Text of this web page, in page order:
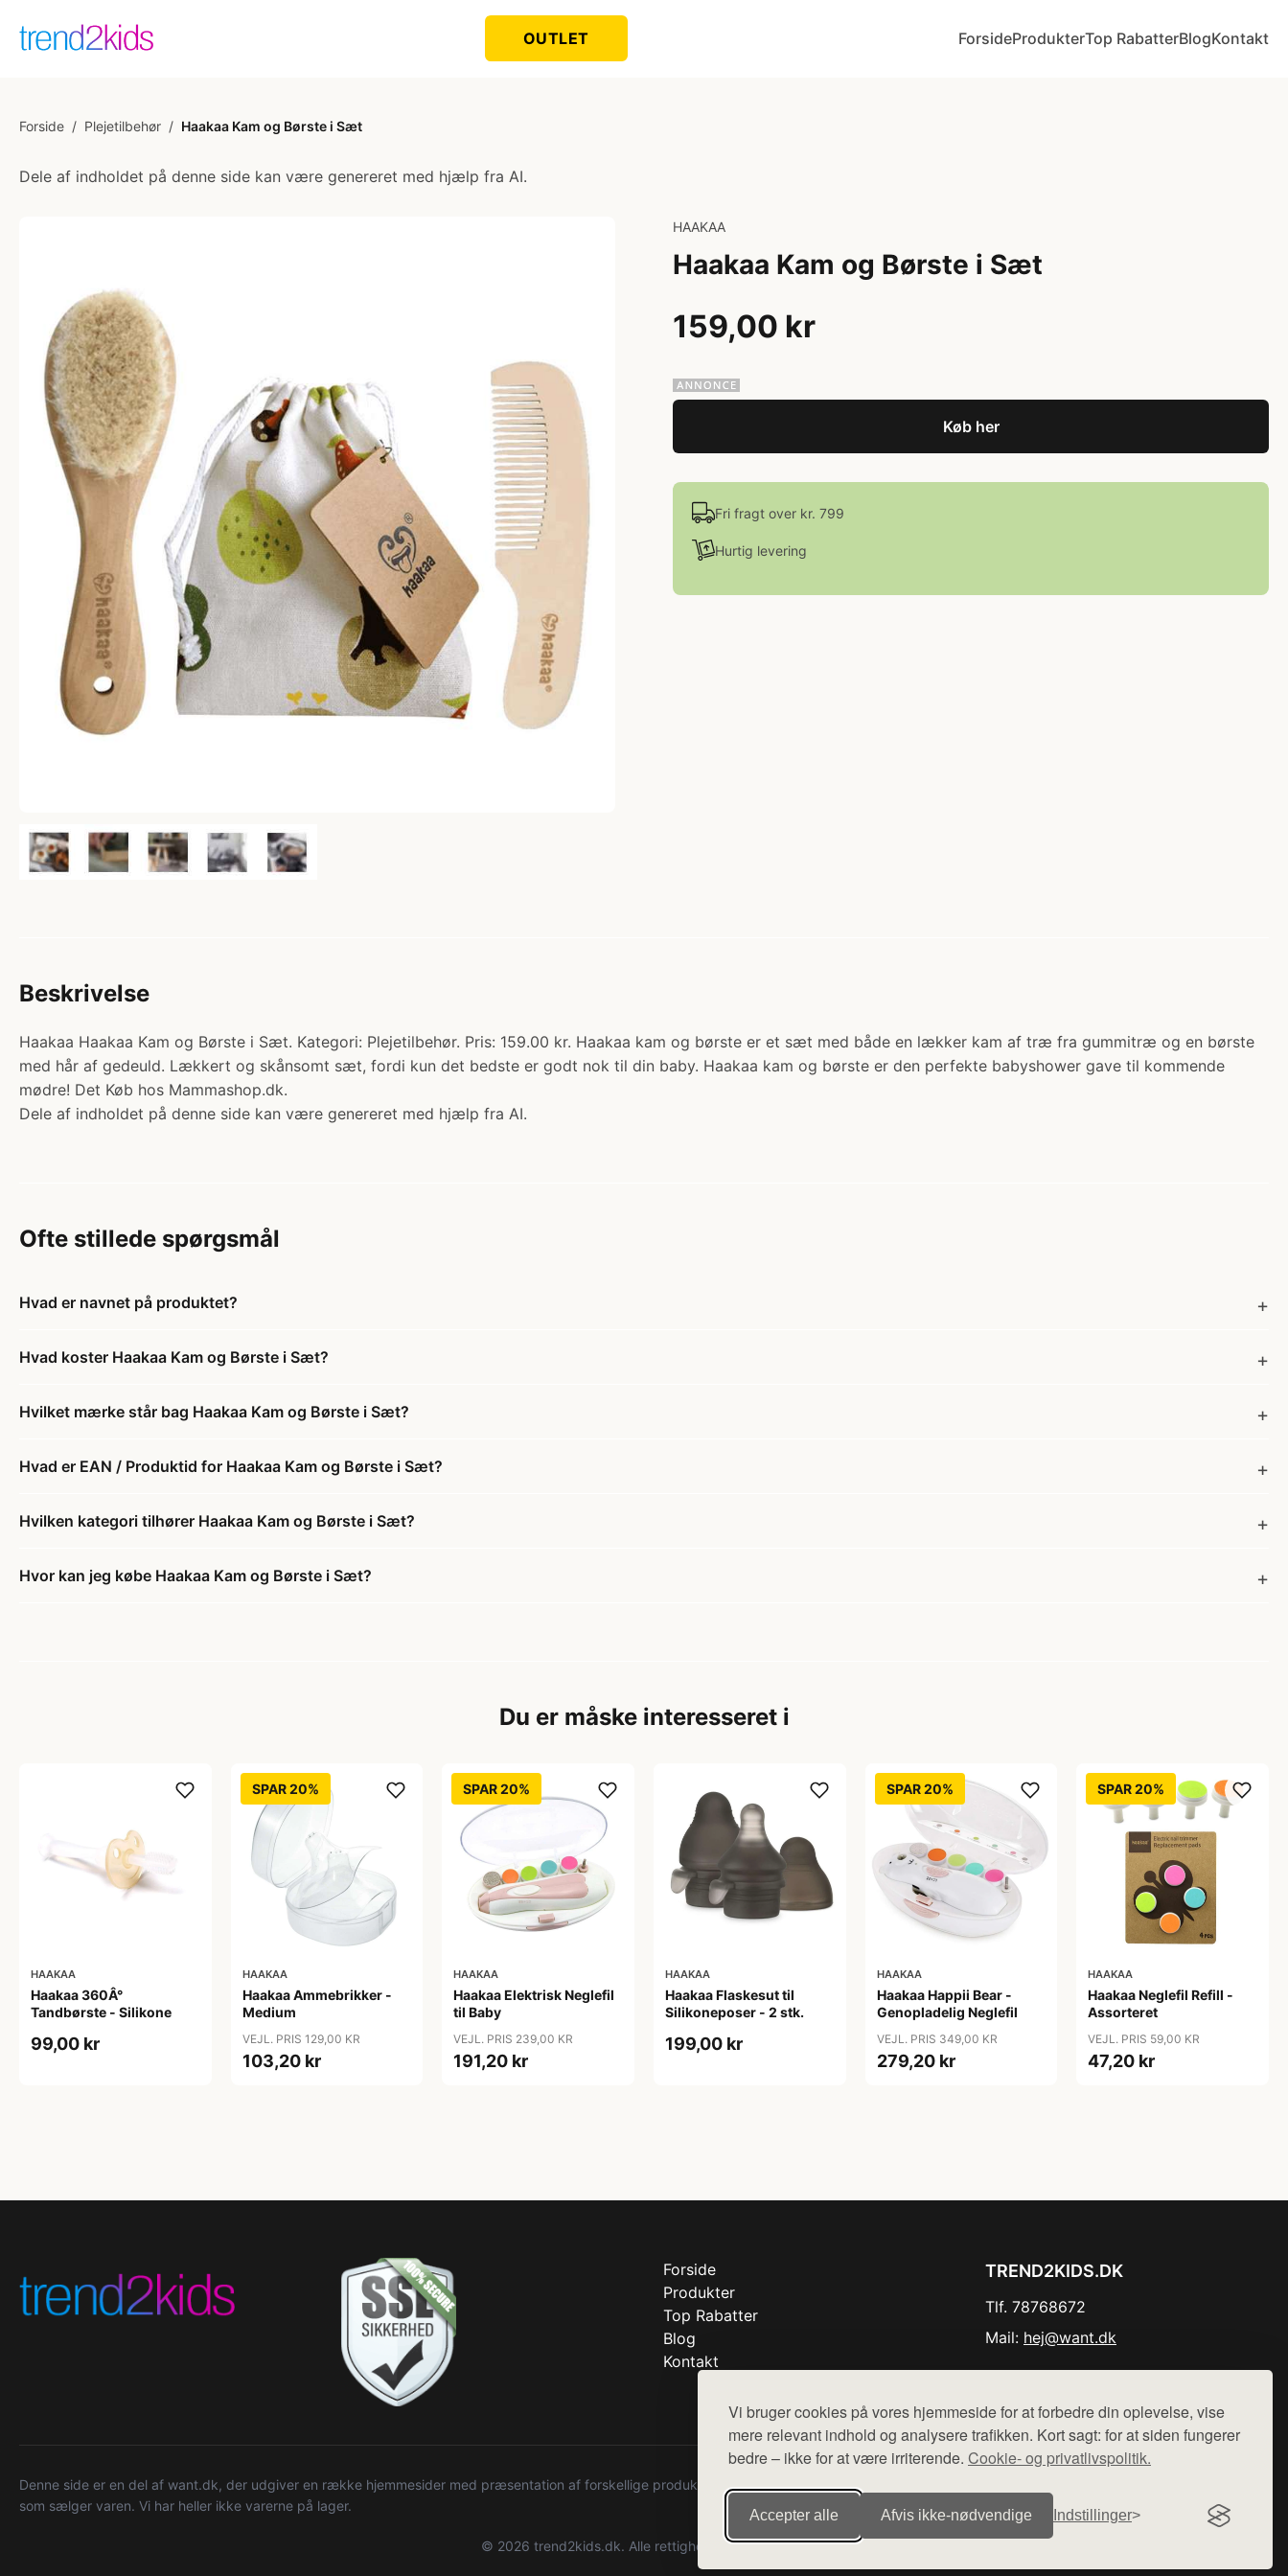
Vi bruger cookies på vores hjemmeside for at forbedre din oplevelse, vise
mere relevant indhold og analysere trafikken. Kort sagt: for at siden fungerer
bedre – ikke for at være irriterende. Cookie- og privatlivspolitik.
Accepter alle Afvis ikke‑nødvendige Indstillinger
OUTLET ForsideProdukterTop RabatterBlogKontakt
Forside / Plejetilbehør / Haakaa Kam og Børste i Sæt
Dele af indholdet på denne side kan være genereret med hjælp fra AI.
HAAKAA
Haakaa Kam og Børste i Sæt
159,00 kr
Køb her
Fri fragt over kr. 799
Hurtig levering
Beskrivelse
Haakaa Haakaa Kam og Børste i Sæt. Kategori: Plejetilbehør. Pris: 159.00 kr. Haakaa kam og børste er et sæt med både en lækker kam af træ fra gummitræ og en børste
med hår af gedeuld. Lækkert og skånsomt sæt, fordi kun det bedste er godt nok til din baby. Haakaa kam og børste er den perfekte babyshower gave til kommende
mødre! Det Køb hos Mammashop.dk.
Dele af indholdet på denne side kan være genereret med hjælp fra AI.
Ofte stillede spørgsmål
Hvad er navnet på produktet?
Hvad koster Haakaa Kam og Børste i Sæt?
Hvilket mærke står bag Haakaa Kam og Børste i Sæt?
Hvad er EAN / Produktid for Haakaa Kam og Børste i Sæt?
Hvilken kategori tilhører Haakaa Kam og Børste i Sæt?
Hvor kan jeg købe Haakaa Kam og Børste i Sæt?
Du er måske interesseret i
HAAKAA
Haakaa 360Â°
Tandbørste - Silikone
99,00 kr
SPAR 20%
HAAKAA
Haakaa Ammebrikker -
Medium
VEJL. PRIS 129,00 KR
103,20 kr
SPAR 20%
HAAKAA
Haakaa Elektrisk Neglefil
til Baby
VEJL. PRIS 239,00 KR
191,20 kr
HAAKAA
Haakaa Flaskesut til
Silikoneposer - 2 stk.
199,00 kr
SPAR 20%
HAAKAA
Haakaa Happii Bear -
Genopladelig Neglefil
VEJL. PRIS 349,00 KR
279,20 kr
SPAR 20%
HAAKAA
Haakaa Neglefil Refill -
Assorteret
VEJL. PRIS 59,00 KR
47,20 kr
Forside
Produkter
Top Rabatter
Blog
Kontakt
TREND2KIDS.DK
Tlf. 78768672
Mail: hej@want.dk
Denne side er en del af want.dk, der udgiver en række hjemmesider med præsentation af forskellige produkter fra diverse webshops. Der sælges ikke varer fra denne side - vi henviser til de shops,
som sælger varen. Vi har heller ikke varerne på lager.
© 2026 trend2kids.dk. Alle rettigheder forbeholdes.